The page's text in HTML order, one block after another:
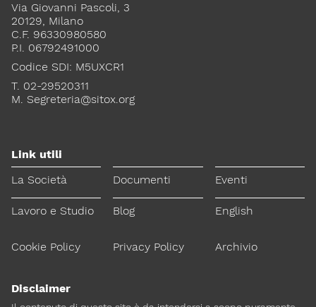
Via Giovanni Pascoli, 3
20129, Milano
C.F. 96330980580
P.I. 06792491000
Codice SDI: M5UXCR1
T. 02-29520311
M. Segreteria@sitox.org
Link utili
La Società
Documenti Eventi
Lavoro e Studio Blog English
Cookie Policy Privacy Policy Archivio
Disclaimer